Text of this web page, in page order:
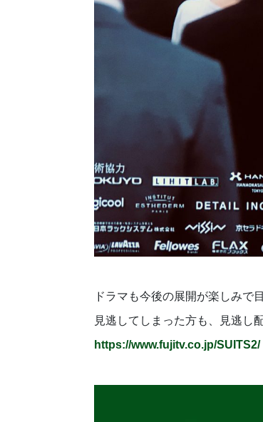
ドラマも今後の展開が楽しみで
見逃してしまった方も、見逃し
https://www.fujitv.co.jp/SUITS2/